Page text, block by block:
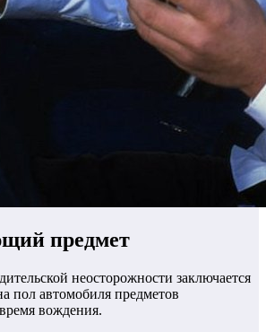
предмет
неосторожности заключается
пол автомобиля предметов
вождения.